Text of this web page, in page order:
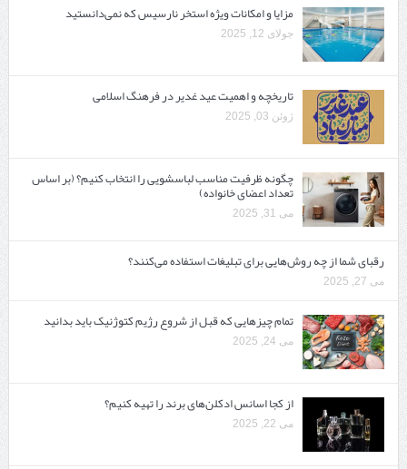
مزایا و امکانات ویژه استخر نارسیس که نمی‌دانستید
جولای 12, 2025
تاریخچه و اهمیت عید غدیر در فرهنگ اسلامی
ژوئن 03, 2025
چگونه ظرفیت مناسب لباسشویی را انتخاب کنیم؟ (بر اساس
تعداد اعضای خانواده)
می 31, 2025
رقبای شما از چه روش‌هایی برای تبلیغات استفاده می‌کنند؟
می 27, 2025
تمام چیزهایی که قبل از شروع رژیم کتوژنیک باید بدانید‎
می 24, 2025
از کجا اسانس ادکلن‌های برند را تهیه کنیم؟
می 22, 2025